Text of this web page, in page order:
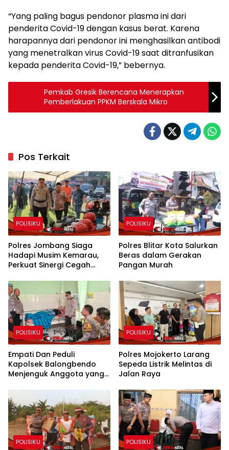
“Yang paling bagus pendonor plasma ini dari
penderita Covid-19 dengan kasus berat. Karena
harapannya dari pendonor ini menghasilkan antibodi
yang menetralkan virus Covid-19 saat ditranfusikan
kepada penderita Covid-19,” bebernya.
Pemkab Gresik Berencana Menerapkan
Pemberlakuan PPKM Berskala Mikro
Pos Terkait
POLISIKU
Polres Jombang Siaga
Hadapi Musim Kemarau,
Perkuat Sinergi Cegah
POLISIKU
Polres Blitar Kota Salurkan
Beras dalam Gerakan
Pangan Murah
POLISIKU
Empati Dan Peduli
Kapolsek Balongbendo
Menjenguk Anggota yang
POLISIKU
Polres Mojokerto Larang
Sepeda Listrik Melintas di
Jalan Raya
POLISIKU POLISIKU